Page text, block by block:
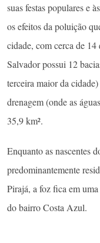
suas festas populares e
os efeitos da poluição
cidade, com cerca de
Salvador possui 12
terceira maior da
drenagem (onde as
35,9 km².
Enquanto as nascentes
predominantemente
Pirajá, a foz fica em
do bairro Costa Azul.